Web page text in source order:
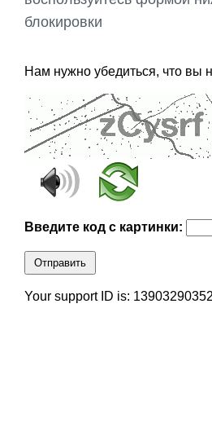
блокировки
Нам нужно убедиться, что вы
Введите код с картинки:
Отправить
Your support ID is: